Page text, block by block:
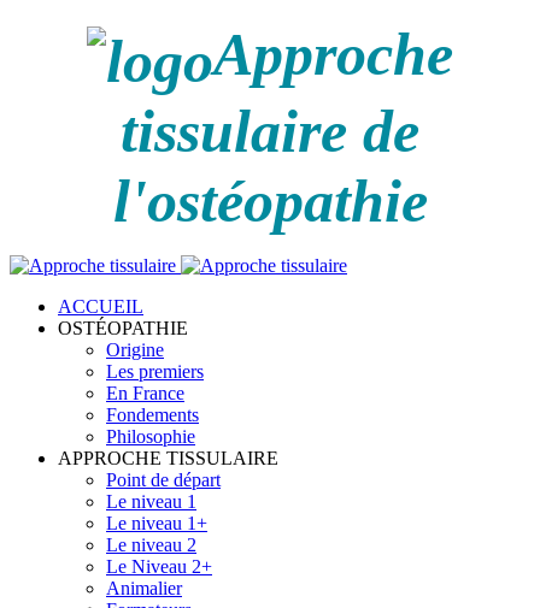
Approche
tissulaire de
l'ostéopathie
ACCUEIL
OSTÉOPATHIE
Origine
Les premiers
En France
Fondements
Philosophie
APPROCHE TISSULAIRE
Point de départ
Le niveau 1
Le niveau 1+
Le niveau 2
Le Niveau 2+
Animalier